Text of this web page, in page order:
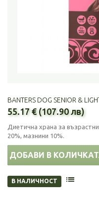
BANTERS DOG SENIOR &
55.17 € (107.90 лв)
Диетична храна за
20%, мазнини 10%.
ДОБАВИ В
В НАЛИЧНОСТ